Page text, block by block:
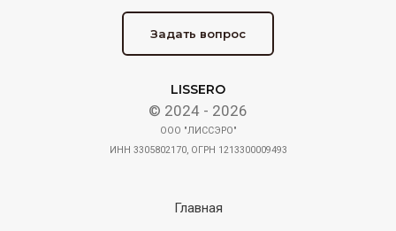
LISSERO
© 2024 - 2026
ООО "ЛИССЭРО"
ИНН 3305802170, ОГРН 1213300009493
Задать вопрос
Главная